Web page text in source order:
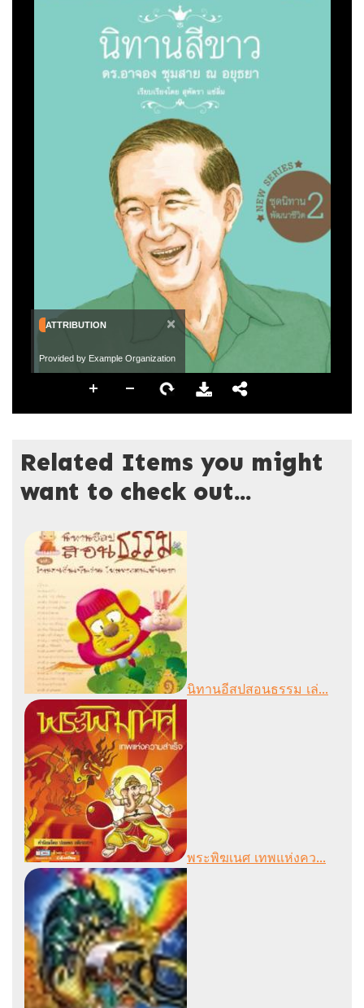
ATTRIBUTION ×
Provided by Example Organization
Related Items you might
want to check out...
นิทานอีสปสอนธรรม เล่...
พระพิฆเนศ เทพแห่งคว...